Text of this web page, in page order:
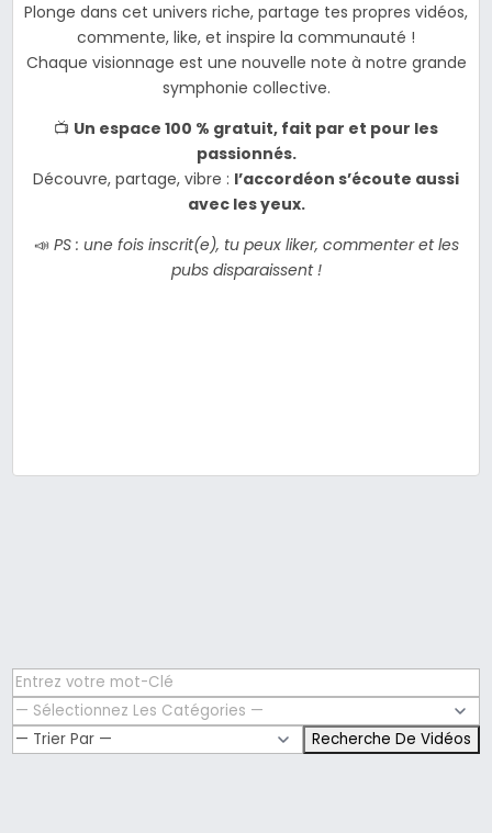
Plonge dans cet univers riche, partage tes propres vidéos,
commente, like, et inspire la communauté !
Chaque visionnage est une nouvelle note à notre grande
symphonie collective.
📺 Un espace 100 % gratuit, fait par et pour les
passionnés.
Découvre, partage, vibre : l’accordéon s’écoute aussi
avec les yeux.
📣 PS : une fois inscrit(e), tu peux liker, commenter et les
pubs disparaissent !